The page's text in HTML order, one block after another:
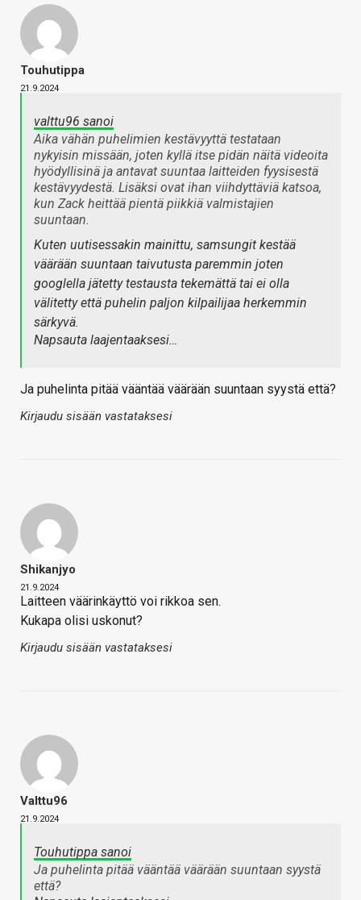
Touhutippa
21.9.2024
valttu96 sanoi
Aika vähän puhelimien kestävyyttä testataan
nykyisin missään, joten kyllä itse pidän näitä videoita
hyödyllisinä ja antavat suuntaa laitteiden fyysisestä
kestävyydestä. Lisäksi ovat ihan viihdyttäviä katsoa,
kun Zack heittää pientä piikkiä valmistajien
suuntaan.
Kuten uutisessakin mainittu, samsungit kestää
väärään suuntaan taivutusta paremmin joten
googlella jätetty testausta tekemättä tai ei olla
välitetty että puhelin paljon kilpailijaa herkemmin
särkyvä.
Napsauta laajentaaksesi…
Ja puhelinta pitää vääntää väärään suuntaan syystä että?
Kirjaudu sisään vastataksesi
Shikanjyo
21.9.2024
Laitteen väärinkäyttö voi rikkoa sen.
Kukapa olisi uskonut?
Kirjaudu sisään vastataksesi
Valttu96
21.9.2024
Touhutippa sanoi
Ja puhelinta pitää vääntää väärään suuntaan syystä
että?